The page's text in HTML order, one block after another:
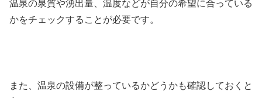
温泉の泉質や湧出量、温度などが自分の希望に合っている
かをチェックすることが必要です。
また、温泉の設備が整っているかどうかも確認しておくと